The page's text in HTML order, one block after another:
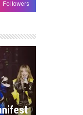
Followers